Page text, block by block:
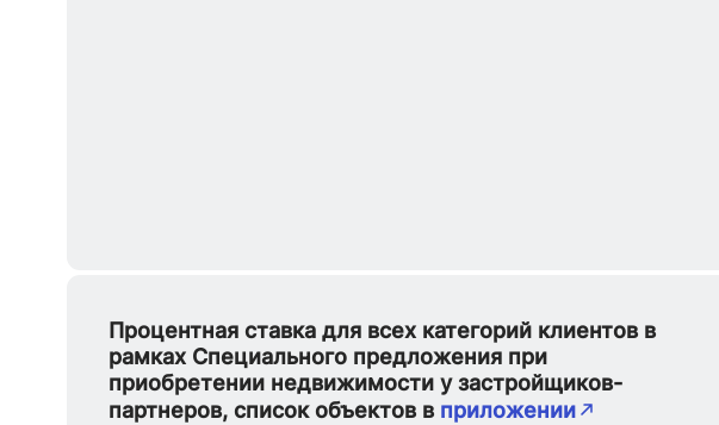
Процентная ставка для всех категорий клиентов в
рамках Специального предложения при
приобретении недвижимости у застройщиков-
партнеров, список объектов в приложении